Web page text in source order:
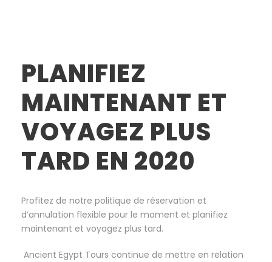
PLANIFIEZ
MAINTENANT ET
VOYAGEZ PLUS
TARD EN 2020
Profitez de notre politique de réservation et
d’annulation flexible pour le moment et planifiez
maintenant et voyagez plus tard.
Ancient Egypt Tours continue de mettre en relation